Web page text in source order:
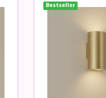
Bestseller